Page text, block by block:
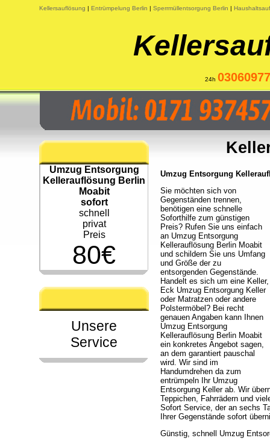
Kellersauflösung | Entrümpelung Berlin | Sperrmüllentsorgung Berlin |
24h
Umzug Entsorgung
Kellerauflösung Berlin
Moabit
sofort
schnell
privat
Preis
80€
Unsere
Service
Umzug Entsorgung
Sie möchten sich von
Gegenständen trennen,
benötigen eine schnelle
Soforthilfe zum günstigen
Preis? Rufen Sie uns einfach
an Umzug Entsorgung
Kellerauflösung Berlin Moabit
und schildern Sie uns Umfang
und Größe der zu
entsorgenden Gegenstände.
Handelt es sich um eine Keller,
Eck Umzug Entsorgung Keller
oder Matratzen oder andere
Polstermöbel? Bei recht
genauen Angaben kann Ihnen
Umzug Entsorgung
Kellerauflösung Berlin Moabit
ein konkretes Angebot sagen,
an dem garantiert pauschal
wird. Wir sind im
Handumdrehen da zum
entrümpeln Ihr Umzug
Entsorgung Keller ab. Wir
Teppichen, Fahrrädern und
Sofort Service, der an sechs
Ihrer Gegenstände sofort
Günstig, schnell Umzug